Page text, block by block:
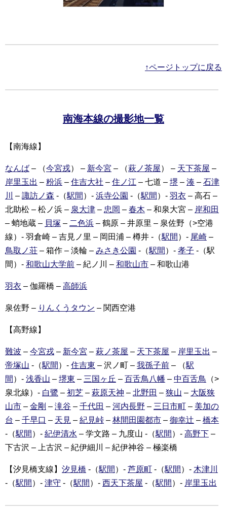
↑ページトップに戻る
南海本線の撮影地一覧
【南海線】
なんば – （今宮戎） – 新今宮 – （萩ノ茶屋） – 天下茶屋 –
岸里玉出 – 粉浜 – 住吉大社 – 住ノ江 – 七道 – 堺 – 湊 – 石津
川
– 諏訪ノ森 -（駅間 ）- 浜寺公園 -（駅間 ）- 羽衣 – 高石 –
北助松 – 松ノ浜 – 泉大津 – 忠岡 – 春木 – 和泉大宮 – 岸和田
– 蛸地蔵 – 貝塚 – 二色浜 – 鶴原 – 井原里 – 泉佐野（>空港
線）- 羽倉崎 – 吉見ノ里 – 岡田浦 – 樽井 -（駅間 ）- 尾崎 –
鳥取ノ荘 – 箱作 – 淡輪 – みさき公園 -（駅間 ）- 孝子 -（駅
間）- 和歌山大学前 – 紀ノ川 – 和歌山市 – 和歌山港
羽衣 – 伽羅橋 – 高師浜
泉佐野 – りんくうタウン – 関西空港
【高野線】
難波 – 今宮戎 – 新今宮 – 萩ノ茶屋 – 天下茶屋 – 岸里玉出 –
帝塚山 -（駅間 ）- 住吉東 – 沢ノ町 – 我孫子前 – （駅
間 ）- 浅香山 – 堺東 – 三国ヶ丘 – 百舌鳥八幡 – 中百舌鳥 （>
泉北線）- 白鷺 – 初芝 – 萩原天神 – 北野田 – 狭山 – 大阪狭
山市 – 金剛 – 滝谷 – 千代田 – 河内長野 – 三日市町 – 美加の
台 – 千早口 – 天見 – 紀見峠 – 林間田園都市 – 御幸辻 – 橋本
-（駅間 ）- 紀伊清水 – 学文路 – 九度山 -（駅間 ）- 高野下 –
下古沢 – 上古沢 – 紀伊細川 – 紀伊神谷 – 極楽橋
【汐見橋支線】 汐見橋 -（駅間 ）- 芦原町 -（駅間 ）- 木津川
-（駅間 ）- 津守 -（駅間 ）- 西天下茶屋 -（駅間 ）- 岸里玉出